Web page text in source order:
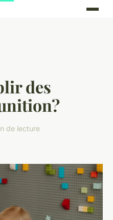
des
de lecture